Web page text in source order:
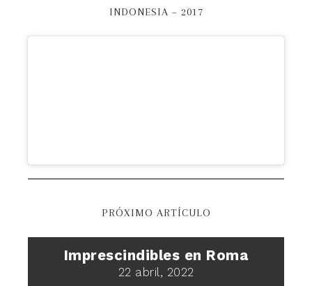
INDONESIA – 2017
PRÓXIMO ARTÍCULO
Imprescindibles en Roma
22 abril, 2022